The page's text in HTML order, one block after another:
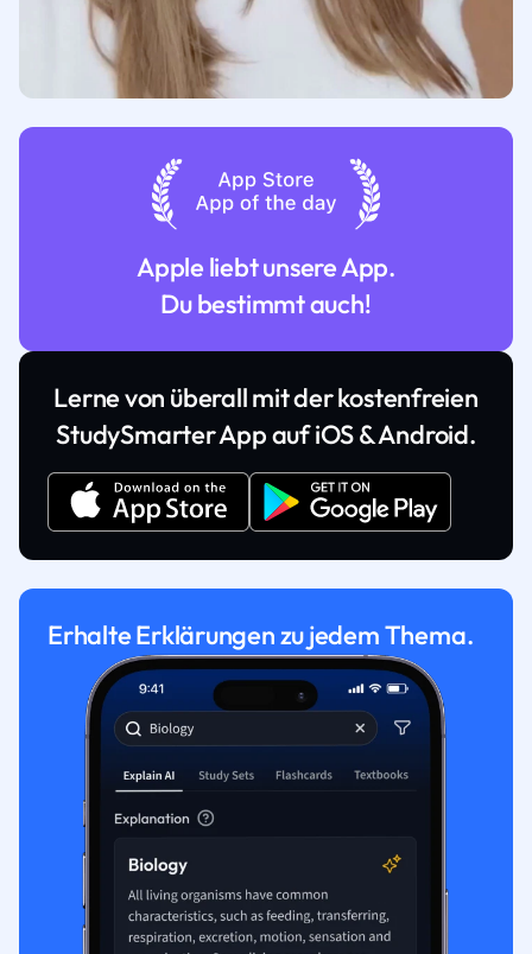
Apple liebt unsere App.
Du bestimmt auch!
Lerne von überall mit der kostenfreien
StudySmarter App auf iOS & Android.
Erhalte Erklärungen zu jedem Thema.